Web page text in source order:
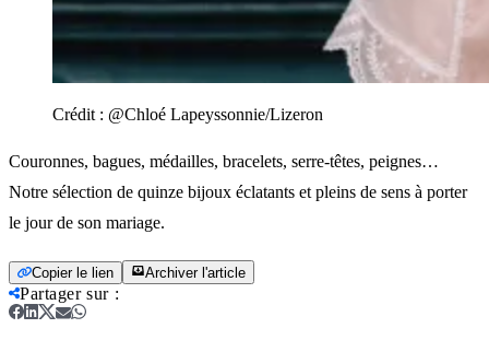
Crédit : @Chloé Lapeyssonnie/Lizeron
Couronnes, bagues, médailles, bracelets, serre-têtes, peignes…
Notre sélection de quinze bijoux éclatants et pleins de sens à porter
le jour de son mariage.
Copier le lien Archiver l'article
Partager sur: